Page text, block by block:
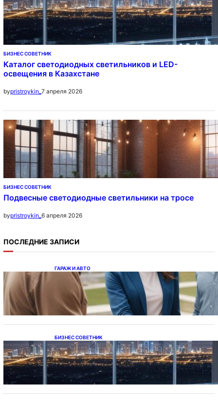
БИЗНЕС СОВЕТНИК
Каталог светодиодных светильников и LED-
освещения в Казахстане
bypristroykin_ 7 апреля 2026
БИЗНЕС СОВЕТНИК
Подвесные светодиодные светильники на тросе
bypristroykin_ 6 апреля 2026
ПОСЛЕДНИЕ ЗАПИСИ
ГАРАЖ И АВТО
Ипотека на новостройки при оформлении
напрямую у застройщика
БИЗНЕС СОВЕТНИК
Каталог светодиодных светильников и
LED-освещения в Казахстане